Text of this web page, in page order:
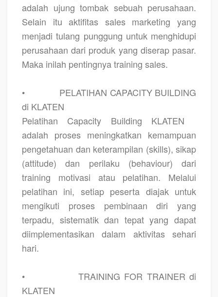
adalah ujung tombak sebuah perusahaan.
Selain itu aktifitas sales marketing yang
menjadi tulang punggung untuk menghidupi
perusahaan dari produk yang diserap pasar.
Maka inilah pentingnya training sales.
•
PELATIHAN CAPACITY BUILDING
di KLATEN
Pelatihan Capacity Building KLATEN
adalah proses meningkatkan kemampuan
pengetahuan dan keterampilan (skills), sikap
(attitude) dan perilaku (behaviour) dari
training motivasi atau pelatihan. Melalui
pelatihan ini, setiap peserta diajak untuk
mengikuti proses pembinaan diri yang
terpadu, sistematik dan tepat yang dapat
diimplementasikan dalam aktivitas sehari
hari.
•
TRAINING FOR TRAINER di
KLATEN